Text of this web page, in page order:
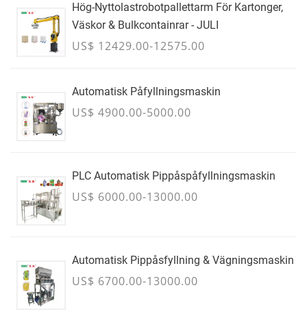
Hög-Nyttolastrobotpallettarm För Kartonger,
Väskor & Bulkcontainrar - JULI
US$ 12429.00-12575.00
Automatisk Påfyllningsmaskin
US$ 4900.00-5000.00
PLC Automatisk Pippåspåfyllningsmaskin
US$ 6000.00-13000.00
Automatisk Pippåsfyllning & Vägningsmaskin
US$ 6700.00-13000.00